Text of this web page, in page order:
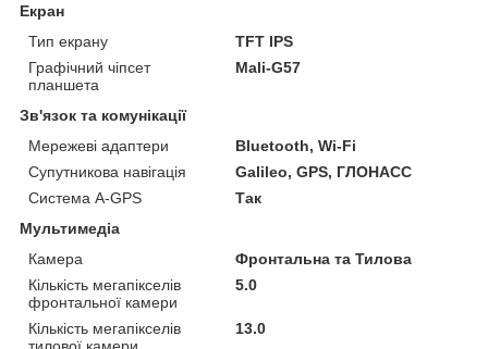
Екран
Тип екрану
TFT IPS
Графічний чіпсет
планшета
Mali-G57
Зв'язок та комунікації
Мережеві адаптери
Bluetooth, Wi-Fi
Супутникова навігація
Galileo, GPS, ГЛОНАСС
Система A-GPS
Так
Мультимедіа
Камера
Фронтальна та Тилова
Кількість мегапікселів
фронтальної камери
5.0
Кількість мегапікселів
тилової камери
13.0